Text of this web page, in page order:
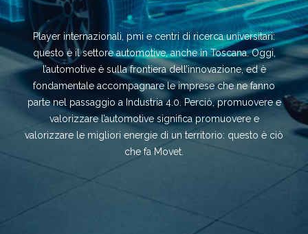
Player internazionali, pmi e centri di ricerca universitari:
questo è il settore automotive, anche in Toscana. Oggi,
l’automotive è sulla frontiera dell’innovazione, ed è
fondamentale accompagnare le imprese che ne fanno
parte nel passaggio a Industria 4.0. Perciò, promuovere e
valorizzare l’automotive significa promuovere e
valorizzare le migliori energie di un territorio: questo è ciò
che fa Movet.